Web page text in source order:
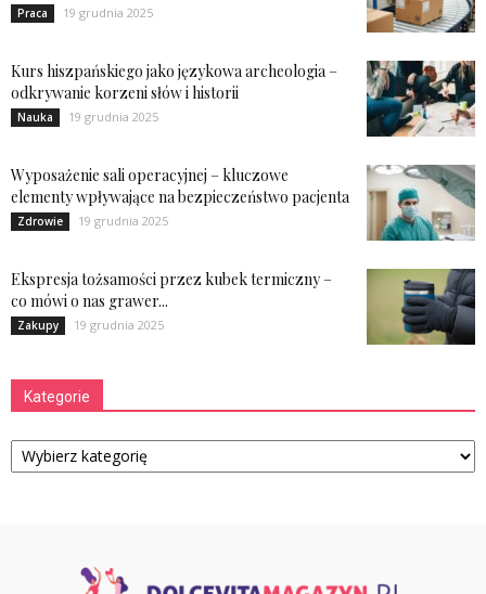
Praca 19 grudnia 2025
Kurs hiszpańskiego jako językowa archeologia –
odkrywanie korzeni słów i historii
Nauka 19 grudnia 2025
Wyposażenie sali operacyjnej – kluczowe
elementy wpływające na bezpieczeństwo pacjenta
Zdrowie 19 grudnia 2025
Ekspresja tożsamości przez kubek termiczny –
co mówi o nas grawer...
Zakupy 19 grudnia 2025
Kategorie
Kategorie